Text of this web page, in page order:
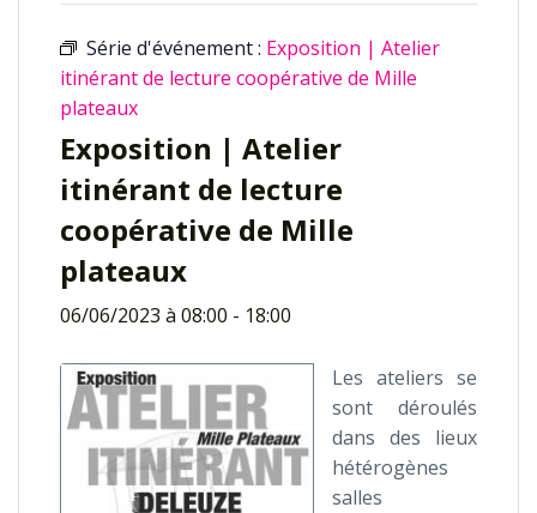
Série d'événement : Exposition | Atelier
itinérant de lecture coopérative de Mille
plateaux
Exposition | Atelier
itinérant de lecture
coopérative de Mille
plateaux
06/06/2023 à 08:00 - 18:00
Les ateliers se
sont déroulés
dans des lieux
hétérogènes
salles